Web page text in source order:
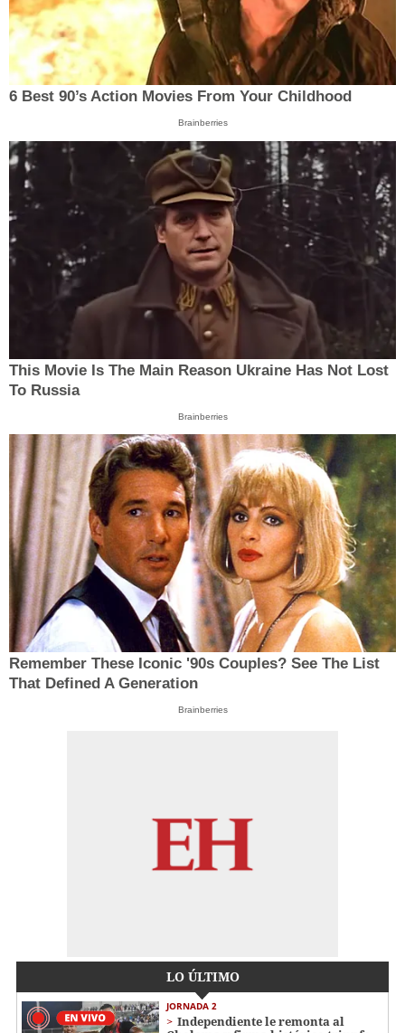
6 Best 90’s Action Movies From Your Childhood
Brainberries
This Movie Is The Main Reason Ukraine Has Not Lost
To Russia
Brainberries
Remember These Iconic '90s Couples? See The List
That Defined A Generation
Brainberries
LO ÚLTIMO
JORNADA 2
Independiente le remonta al